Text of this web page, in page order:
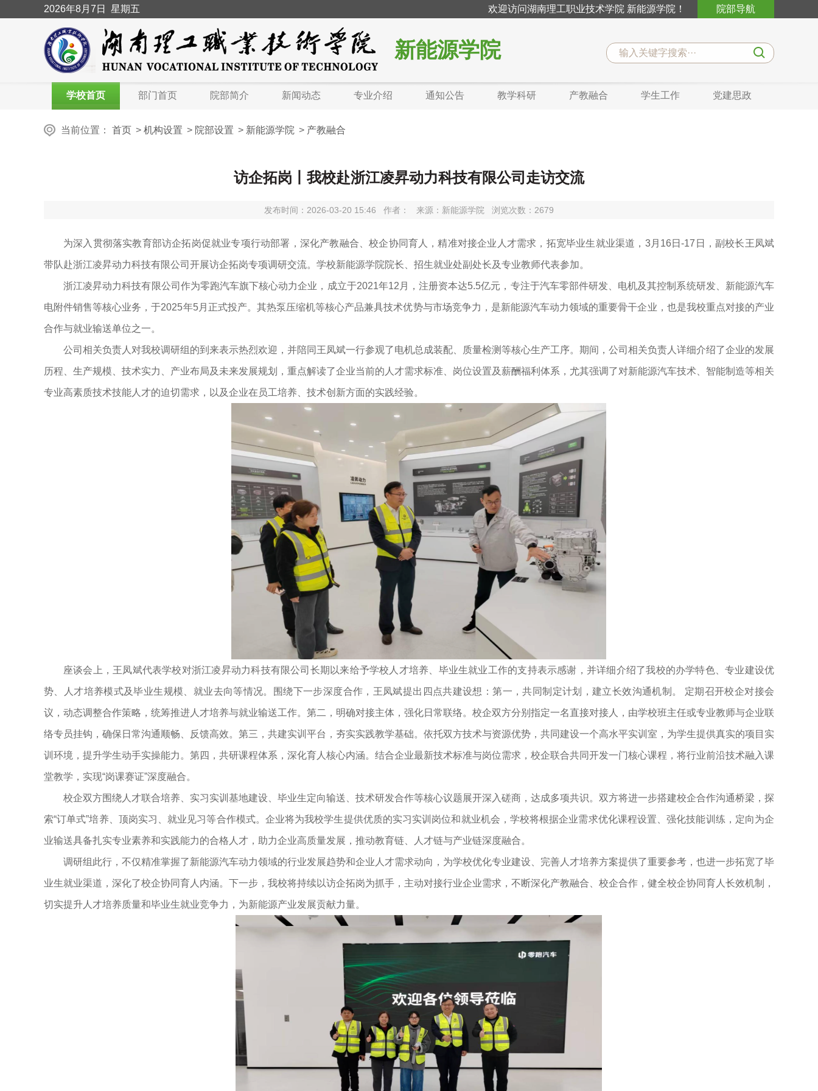
2026年8月7日 星期五 欢迎访问湖南理工职业技术学院 新能源学院！ 院部导航
新能源学院
学校首页 部门首页 院部简介 新闻动态 专业介绍 通知公告 教学科研 产教融合 学生工作 党建思政
当前位置： 首页 > 机构设置 > 院部设置 > 新能源学院 > 产教融合
访企拓岗丨我校赴浙江凌昇动力科技有限公司走访交流
发布时间：2026-03-20 15:46 作者： 来源：新能源学院 浏览次数： 2679
为深入贯彻落实教育部访企拓岗促就业专项行动部署，深化产教融合、校企协同育人，精准对接企业人才需求，拓宽毕业生就业渠道，3月16日-17日，副校长王凤斌
带队赴浙江凌昇动力科技有限公司开展访企拓岗专项调研交流。学校新能源学院院长、招生就业处副处长及专业教师代表参加。
浙江凌昇动力科技有限公司作为零跑汽车旗下核心动力企业，成立于2021年12月，注册资本达5.5亿元，专注于汽车零部件研发、电机及其控制系统研发、新能源汽车
电附件销售等核心业务，于2025年5月正式投产。其热泵压缩机等核心产品兼具技术优势与市场竞争力，是新能源汽车动力领域的重要骨干企业，也是我校重点对接的产业
合作与就业输送单位之一。
公司相关负责人对我校调研组的到来表示热烈欢迎，并陪同王凤斌一行参观了电机总成装配、质量检测等核心生产工序。期间，公司相关负责人详细介绍了企业的发展
历程、生产规模、技术实力、产业布局及未来发展规划，重点解读了企业当前的人才需求标准、岗位设置及薪酬福利体系，尤其强调了对新能源汽车技术、智能制造等相关
专业高素质技术技能人才的迫切需求，以及企业在员工培养、技术创新方面的实践经验。
座谈会上，王凤斌代表学校对浙江凌昇动力科技有限公司长期以来给予学校人才培养、毕业生就业工作的支持表示感谢，并详细介绍了我校的办学特色、专业建设优
势、人才培养模式及毕业生规模、就业去向等情况。围绕下一步深度合作，王凤斌提出四点共建设想：第一，共同制定计划，建立长效沟通机制。 定期召开校企对接会
议，动态调整合作策略，统筹推进人才培养与就业输送工作。第二，明确对接主体，强化日常联络。校企双方分别指定一名直接对接人，由学校班主任或专业教师与企业联
络专员挂钩，确保日常沟通顺畅、反馈高效。第三，共建实训平台，夯实实践教学基础。依托双方技术与资源优势，共同建设一个高水平实训室，为学生提供真实的项目实
训环境，提升学生动手实操能力。第四，共研课程体系，深化育人核心内涵。结合企业最新技术标准与岗位需求，校企联合共同开发一门核心课程，将行业前沿技术融入课
堂教学，实现“岗课赛证”深度融合。
校企双方围绕人才联合培养、实习实训基地建设、毕业生定向输送、技术研发合作等核心议题展开深入磋商，达成多项共识。双方将进一步搭建校企合作沟通桥梁，探
索“订单式”培养、顶岗实习、就业见习等合作模式。企业将为我校学生提供优质的实习实训岗位和就业机会，学校将根据企业需求优化课程设置、强化技能训练，定向为企
业输送具备扎实专业素养和实践能力的合格人才，助力企业高质量发展，推动教育链、人才链与产业链深度融合。
调研组此行，不仅精准掌握了新能源汽车动力领域的行业发展趋势和企业人才需求动向，为学校优化专业建设、完善人才培养方案提供了重要参考，也进一步拓宽了毕
业生就业渠道，深化了校企协同育人内涵。下一步，我校将持续以访企拓岗为抓手，主动对接行业企业需求，不断深化产教融合、校企合作，健全校企协同育人长效机制，
切实提升人才培养质量和毕业生就业竞争力，为新能源产业发展贡献力量。